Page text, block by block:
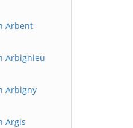
Arbent
Arbignieu
Arbigny
Argis